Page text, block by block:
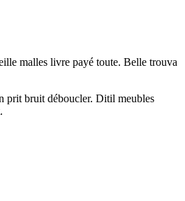
malles livre payé toute. Belle trouva
prit bruit déboucler. Ditil meubles